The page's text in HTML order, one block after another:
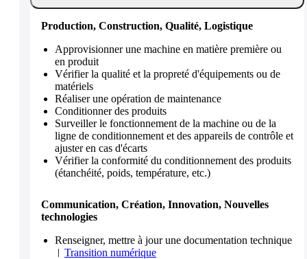
Production, Construction, Qualité, Logistique
Approvisionner une machine en matière première ou
en produit
Vérifier la qualité et la propreté d'équipements ou de
matériels
Réaliser une opération de maintenance
Conditionner des produits
Surveiller le fonctionnement de la machine ou de la
ligne de conditionnement et des appareils de contrôle et
ajuster en cas d'écarts
Vérifier la conformité du conditionnement des produits
(étanchéité, poids, température, etc.)
Communication, Création, Innovation, Nouvelles
technologies
Renseigner, mettre à jour une documentation technique
Transition numérique